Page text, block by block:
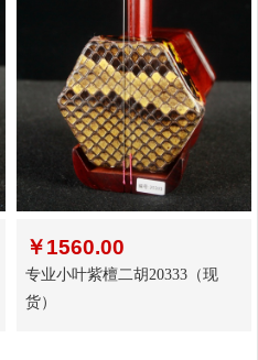
￥1560.00
专业小叶紫檀二胡20333（现
货）